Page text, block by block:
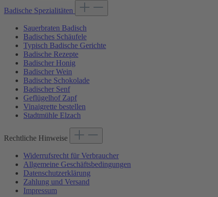
Badische Spezialitäten
Sauerbraten Badisch
Badisches Schäufele
Typisch Badische Gerichte
Badische Rezepte
Badischer Honig
Badischer Wein
Badische Schokolade
Badischer Senf
Geflügelhof Zapf
Vinaigrette bestellen
Stadtmühle Elzach
Rechtliche Hinweise
Widerrufsrecht für Verbraucher
Allgemeine Geschäftsbedingungen
Datenschutzerklärung
Zahlung und Versand
Impressum